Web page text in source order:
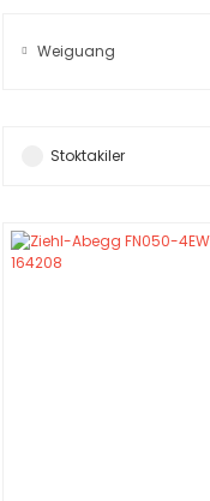
Weiguang
Stoktakiler